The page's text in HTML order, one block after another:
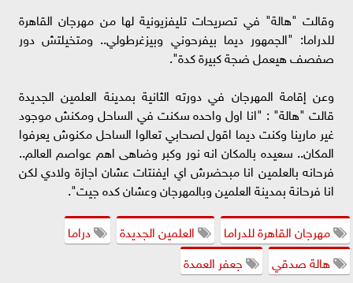
وقالت "هالة" في تصريحات تليفزيونية لها من مهرجان القاهرة
للدراما: "الجمهور ديما بيفرحوني وبيزغرطولي.. ومتخيلتش دور
صفصف هيعمل ضجة كبيرة كدة".
وعن إقامة المهرجان في دورته الثانية بمدينة العلمين الجديدة
قالت "هالة" : "انا اول واحده سكنت في الساحل ومكنش موجود
غير مارينا وكنت ديما اقول لصحابي تعالوا الساحل مكنوش يعرفوا
المكان.. سعيده بالمكان انه نور وكبر وضاهى اهم عواصم العالم..
فرحانه بالعلمين انا مبحضرش اي ايفنتات عشان اجازة ولادي لكن
انا فرحانة بمدينة العلمين وبالمهرجان وعشان كده جيت".
مهرجان القاهرة للدراما
العلمين الجديدة
دراما
هالة صدقي
جعفر العمدة